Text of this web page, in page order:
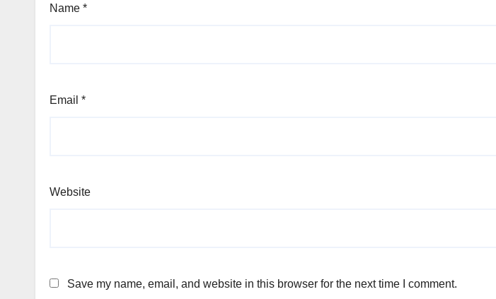
Name *
Email *
Website
Save my name, email, and website in this browser for the next time I comment.